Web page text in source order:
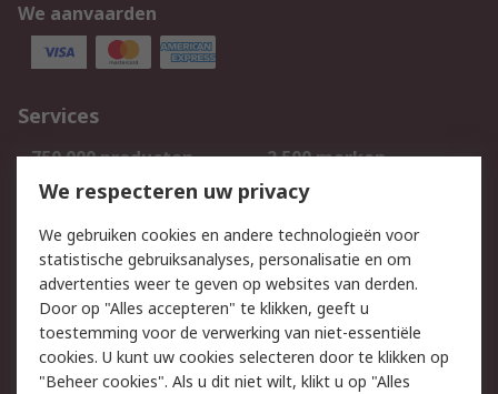
We aanvaarden
Services
750.000 producten
2.500 merken
Bestellen
Inkoopoplossingen
Track & Trace
Wettelijk
Cookiebeleid
Email veiligheid
Privacybeleid
Websitevoorwaarden
We respecteren uw privacy
We gebruiken cookies en andere technologieën voor
statistische gebruiksanalyses, personalisatie en om
advertenties weer te geven op websites van derden.
Door op "Alles accepteren" te klikken, geeft u
toestemming voor de verwerking van niet-essentiële
cookies. U kunt uw cookies selecteren door te klikken op
"Beheer cookies". Als u dit niet wilt, klikt u op "Alles